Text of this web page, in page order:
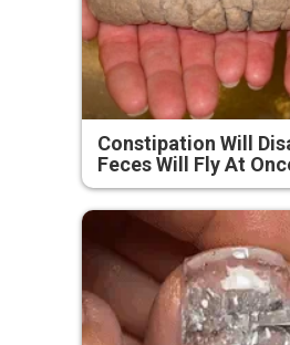
Constipation Will
Feces Will Fly At